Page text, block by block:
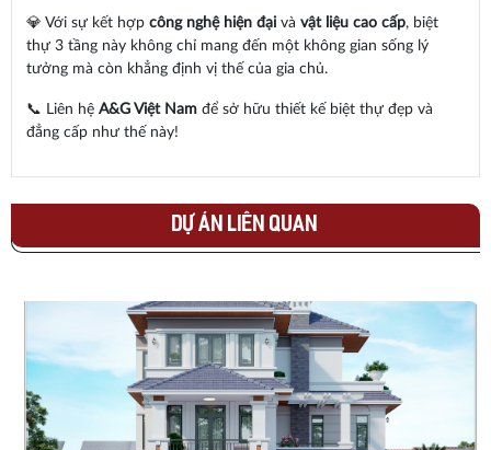
💎 Với sự kết hợp công nghệ hiện đạivà vật liệu cao cấp, biệt
thự 3 tầng này không chỉ mang đến một không gian sống lý
tưởng mà còn khẳng định vị thế của gia chủ.
📞 Liên hệ A&G Việt Namđể sở hữu thiết kế biệt thự đẹp và
đẳng cấp như thế này!
DỰ ÁN LIÊN QUAN